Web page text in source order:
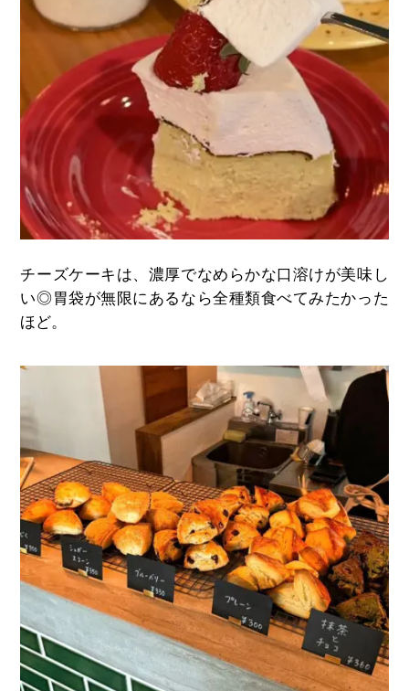
チーズケーキは、濃厚でなめらかな口溶けが美味し
い◎胃袋が無限にあるなら全種類食べてみたかった
ほど。